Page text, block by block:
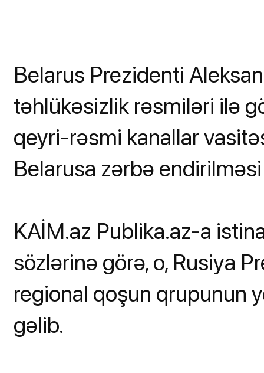
Belarus Prezidenti
təhlükəsizlik rəsmiləri ilə
qeyri-rəsmi kanallar
Belarusa zərbə
KAİM.az Publika.az-a
sözlərinə görə, o, Rusiya
regional qoşun qrupunun
gəlib.